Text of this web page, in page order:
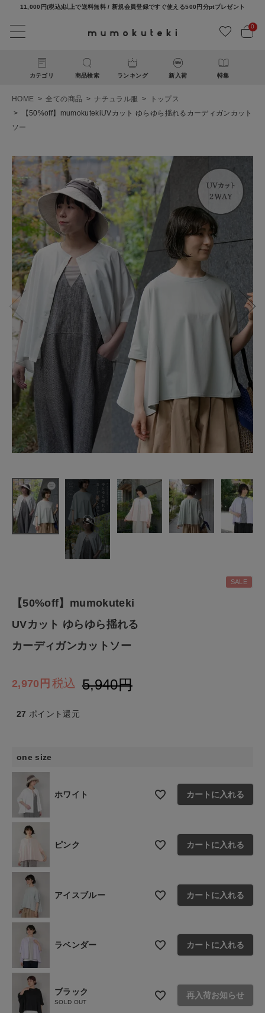
11,000円(税込)以上で送料無料 / 新規会員登録ですぐ使える500円分ptプレゼント
0
カテゴリ 商品検索 ランキング 新入荷 特集
ACCOUNT MENU
ようこそ ゲスト 様
ログイン 新規会員登録
【50%off】
mumokuteki
UVカット ゆ
らゆら揺れ
る
カーディガ
ンカットソ
(税込)
CATEGORY
ナチュラル服
生活雑貨
食品
特集
ご利用ガイド
お問い合わせ
ショップリスト
HOME 全ての商品 ナチュラル服
トップス
【50%off】mumokutekiUVカット ゆらゆら揺れるカーディガンカット
ソー
【50%off】mumokuteki
UVカット ゆらゆら揺れる
カーディガンカットソー
SALE
5,940
2,970 税込
27 ポイント還元
one size
ホワイト カートに入れる
ピンク カートに入れる
アイスブルー カートに入れる
ラベンダー カートに入れる
ブラック
SOLD OUT
再入荷お知らせ